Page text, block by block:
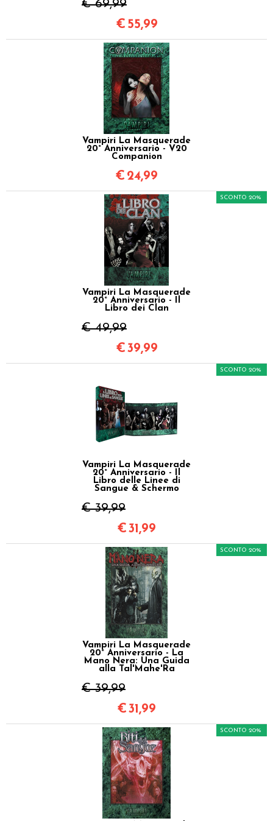
€ 69,99
€ 55,99
Vampiri La Masquerade
20° Anniversario - V20
Companion
€ 24,99
Vampiri La Masquerade
20° Anniversario - Il
Libro dei Clan
€ 49,99
SCONTO 20%
€39,99
Vampiri La Masquerade
20° Anniversario - Il
Libro delle Linee di
Sangue & Schermo
€ 39,99
SCONTO 20%
€31,99
Vampiri La Masquerade
20° Anniversario - La
Mano Nera: Una Guida
alla Tal'Mahe'Ra
€ 39,99
SCONTO 20%
€31,99
SCONTO 20%